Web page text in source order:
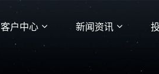
客户中心 新闻资讯